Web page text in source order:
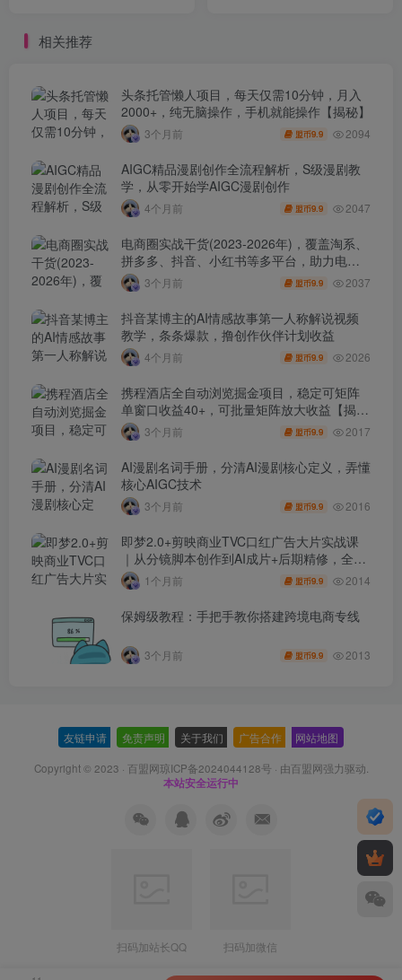
相关推荐
头条托管懒人项目，每天仅需10分钟，月入
2000+，纯无脑操作，手机就能操作【揭秘】
3个月前 盟币9.9 2094
AIGC精品漫剧创作全流程解析，S级漫剧教
学，从零开始学AIGC漫剧创作
4个月前 盟币9.9 2047
电商圈实战干货(2023-2026年)，覆盖淘系、
拼多多、抖音、小红书等多平台，助力电商
人避开坑、提效率、稳盈利(更新4月)
3个月前 盟币9.9 2037
抖音某博主的AI情感故事第一人称解说视频
教学，条条爆款，撸创作伙伴计划收益
4个月前 盟币9.9 2026
携程酒店全自动浏览掘金项目，稳定可矩阵
单窗口收益40+，可批量矩阵放大收益【揭
秘】3个月前 盟币9.9 2017
AI漫剧名词手册，分清AI漫剧核心定义，弄懂
核心AIGC技术
3个月前 盟币9.9 2016
即梦2.0+剪映商业TVC口红广告大片实战课
｜从分镜脚本创作到AI成片+后期精修，全流
程打造品牌级产品广告
1个月前 盟币9.9 2014
保姆级教程：手把手教你搭建跨境电商专线
3个月前 盟币9.9 2013
友链申请 免责声明 关于我们 广告合作 网站地图
Copyright © 2023 · 百盟网琼ICP备2024044128号 · 由百盟网强力驱动.
本站安全运行中
扫码加站长QQ 扫码加微信